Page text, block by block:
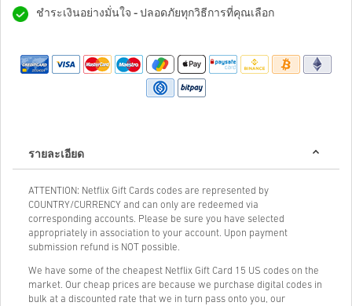
ชำระเงินอย่างมั่นใจ - ปลอดภัยทุกวิธีการที่คุณเลือก
รายละเอียด
ATTENTION: Netflix Gift Cards codes are represented by
COUNTRY/CURRENCY and can only are redeemed via
corresponding accounts. Please be sure you have selected
appropriately in association to your account. Upon payment
submission refund is NOT possible.
We have some of the cheapest Netflix Gift Card 15 US codes on the
market. Our cheap prices are because we purchase digital codes in
bulk at a discounted rate that we in turn pass onto you, our